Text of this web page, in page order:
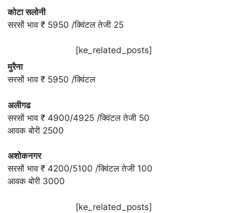
कोटा सलोनी
सरसों भाव ₹ 5950 /क्विंटल तेजी 25
[ke_related_posts]
मुरैना
सरसों भाव ₹ 5950 /क्विंटल
अलीगढ
सरसों भाव ₹ 4900/4925 /क्विंटल तेजी 50
आवक बोरी 2500
अशोकनगर
सरसों भाव ₹ 4200/5100 /क्विंटल तेजी 100
आवक बोरी 3000
[ke_related_posts]